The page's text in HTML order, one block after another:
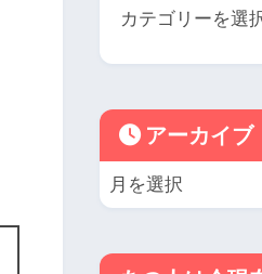
アーカイブ